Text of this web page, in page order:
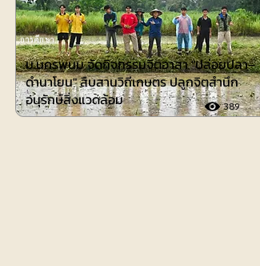
การศึกษา
ม.นครพนม จัดกิจกรรมจิตอาสา "ปล่อยปลา–
ดำนาโยน" สืบสานวิถีเกษตร ปลูกจิตสำนึก
อนุรักษ์สิ่งแวดล้อม
389